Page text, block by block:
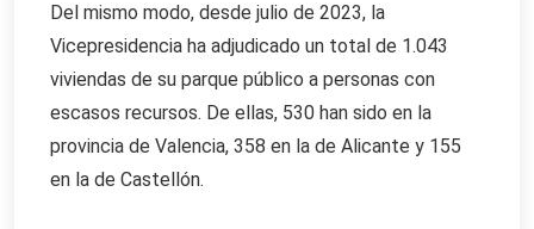
Del mismo modo, desde julio de 2023, la
Vicepresidencia ha adjudicado un total de 1.043
viviendas de su parque público a personas con
escasos recursos. De ellas, 530 han sido en la
provincia de Valencia, 358 en la de Alicante y 155
en la de Castellón.